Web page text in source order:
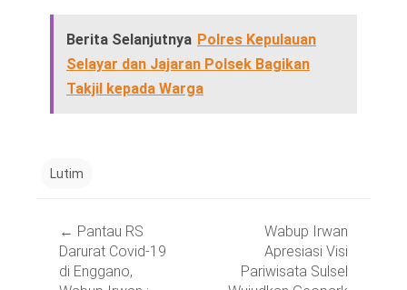
Berita Selanjutnya Polres Kepulauan
Selayar dan Jajaran Polsek Bagikan
Takjil kepada Warga
Lutim
navigation
← Pantau RS
Darurat Covid-19
di Enggano,
Wabup Irwan
Apresiasi Visi
Pariwisata Sulsel